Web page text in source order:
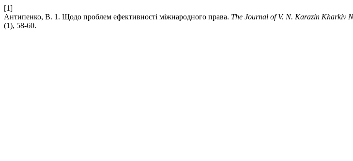
[1]
Антипенко, В. 1. Щодо проблем ефективності міжнародного права. The Journal of V. N. Karazin Kharkiv
(1), 58-60.